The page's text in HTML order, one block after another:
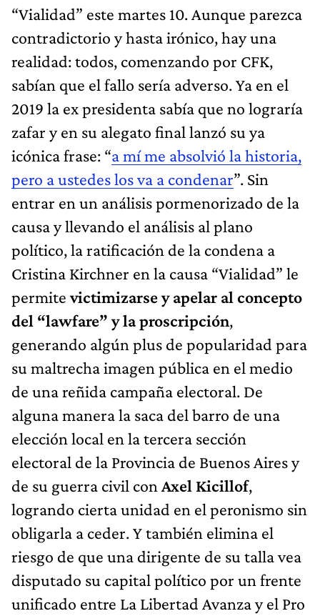
“Vialidad” este martes 10. Aunque parezca
contradictorio y hasta irónico, hay una
realidad: todos, comenzando por CFK,
sabían que el fallo sería adverso. Ya en el
2019 la ex presidenta sabía que no lograría
zafar y en su alegato final lanzó su ya
icónica frase: “a mí me absolvió la historia,
pero a ustedes los va a condenar”. Sin
entrar en un análisis pormenorizado de la
causa y llevando el análisis al plano
político, la ratificación de la condena a
Cristina Kirchner en la causa “Vialidad” le
permitevictimizarse y apelar al concepto
del “lawfare” y la proscripción,
generando algún plus de popularidad para
su maltrecha imagen pública en el medio
de una reñida campaña electoral. De
alguna manera la saca del barro de una
elección local en la tercera sección
electoral de la Provincia de Buenos Aires y
de su guerra civil con Axel Kicillof,
logrando cierta unidad en el peronismo sin
obligarla a ceder. Y también elimina el
riesgo de que una dirigente de su talla vea
disputado su capital político por un frente
unificado entre La Libertad Avanza y el Pro